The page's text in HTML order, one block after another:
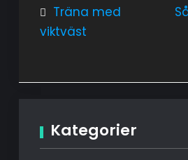
Träna med
viktväst
Kategorier